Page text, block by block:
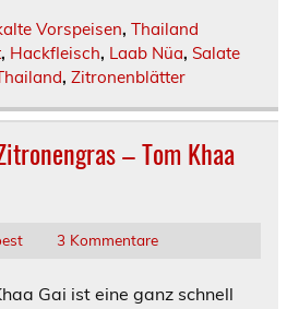
Vorspeisen, Thailand
, Hackfleisch, Laab Nüa, Salate
, Zitronenblätter
– Tom Khaa
3 Kommentare
Gai ist eine ganz schnell